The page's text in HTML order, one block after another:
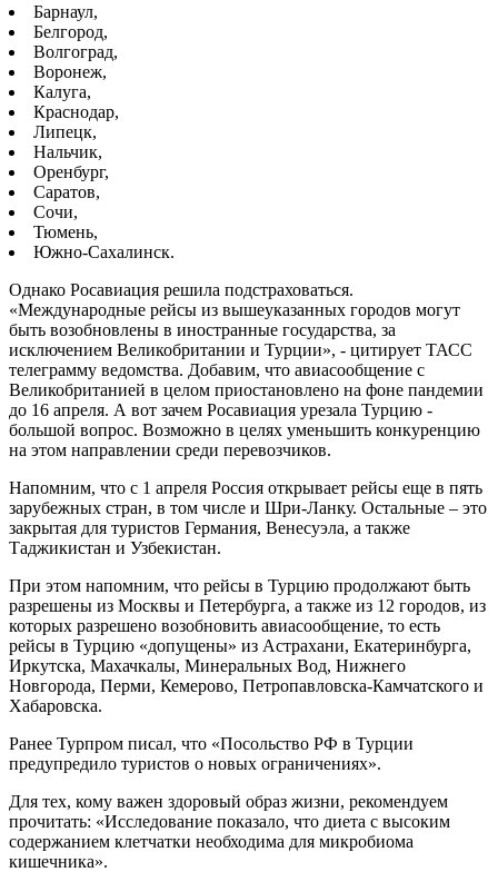
Барнаул,
Белгород,
Волгоград,
Воронеж,
Калуга,
Краснодар,
Липецк,
Нальчик,
Оренбург,
Саратов,
Сочи,
Тюмень,
Южно-Сахалинск.
Однако Росавиация решила подстраховаться.
«Международные рейсы из вышеуказанных городов могут
быть возобновлены в иностранные государства, за
исключением Великобритании и Турции», - цитирует ТАСС
телеграмму ведомства. Добавим, что авиасообщение с
Великобританией в целом приостановлено на фоне пандемии
до 16 апреля. А вот зачем Росавиация урезала Турцию -
большой вопрос. Возможно в целях уменьшить конкуренцию
на этом направлении среди перевозчиков.
Напомним, что с 1 апреля Россия открывает рейсы еще в пять
зарубежных стран, в том числе и Шри-Ланку. Остальные – это
закрытая для туристов Германия, Венесуэла, а также
Таджикистан и Узбекистан.
При этом напомним, что рейсы в Турцию продолжают быть
разрешены из Москвы и Петербурга, а также из 12 городов, из
которых разрешено возобновить авиасообщение, то есть
рейсы в Турцию «допущены» из Астрахани, Екатеринбурга,
Иркутска, Махачкалы, Минеральных Вод, Нижнего
Новгорода, Перми, Кемерово, Петропавловска-Камчатского и
Хабаровска.
Ранее Турпром писал, что «Посольство РФ в Турции
предупредило туристов о новых ограничениях».
Для тех, кому важен здоровый образ жизни, рекомендуем
прочитать: «Исследование показало, что диета с высоким
содержанием клетчатки необходима для микробиома
кишечника».